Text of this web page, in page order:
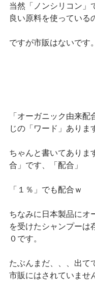
当然「ノンシリコン」
良い原料を使っている
ですが市販はないです
「オーガニック由来
じの「ワード」ありま
ちゃんと書いてありま
合」です、「配合」
「１％」でも配合ｗ
ちなみに日本製品にオ
を受けたシャンプーは
０です。
たぶんまだ、、、出て
市販にはされていませ